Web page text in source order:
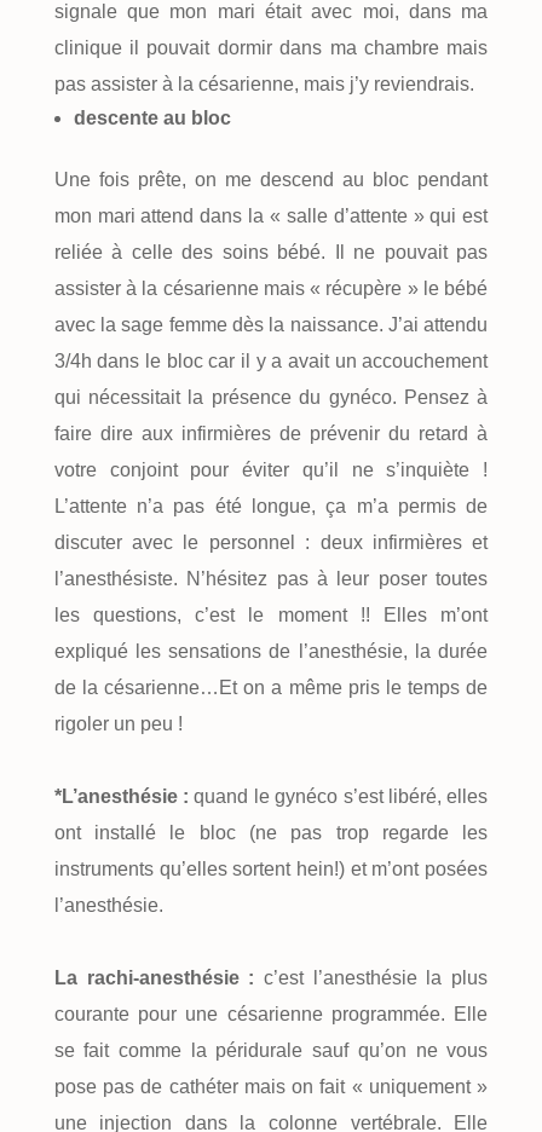
signale que mon mari était avec moi, dans ma
clinique il pouvait dormir dans ma chambre mais
pas assister à la césarienne, mais j’y reviendrais.
descente au bloc
Une fois prête, on me descend au bloc pendant
mon mari attend dans la « salle d’attente » qui est
reliée à celle des soins bébé. Il ne pouvait pas
assister à la césarienne mais « récupère » le bébé
avec la sage femme dès la naissance. J’ai attendu
3/4h dans le bloc car il y a avait un accouchement
qui nécessitait la présence du gynéco. Pensez à
faire dire aux infirmières de prévenir du retard à
votre conjoint pour éviter qu’il ne s’inquiète !
L’attente n’a pas été longue, ça m’a permis de
discuter avec le personnel : deux infirmières et
l’anesthésiste. N’hésitez pas à leur poser toutes
les questions, c’est le moment !! Elles m’ont
expliqué les sensations de l’anesthésie, la durée
de la césarienne…Et on a même pris le temps de
rigoler un peu !
*L’anesthésie : quand le gynéco s’est libéré, elles
ont installé le bloc (ne pas trop regarde les
instruments qu’elles sortent hein!) et m’ont posées
l’anesthésie.
La rachi-anesthésie : c’est l’anesthésie la plus
courante pour une césarienne programmée. Elle
se fait comme la péridurale sauf qu’on ne vous
pose pas de cathéter mais on fait « uniquement »
une injection dans la colonne vertébrale. Elle